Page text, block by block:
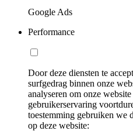
Google Ads
Performance
Door deze diensten te
surfgedrag binnen onze
analyseren om onze
gebruikerservaring
toestemming gebruiken we
op deze website: